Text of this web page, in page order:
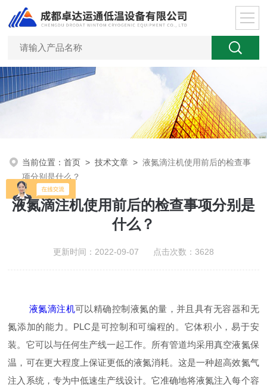
当前位置：首页 >技术文章 >液氮滴注机使用前后的检查事
项分别是什么？
液氮滴注机使用前后的检查事项分别是
什么？
更新时间：2022-09-07 点击次数：3628
液氮滴注机可以精确控制液氮的量，并且具有无容器和无
氮添加的能力。PLC是可控制和可编程的。它体积小，易于安
装。它可以与任何生产线一起工作。所有管道均采用真空液氮保
温，可在更大程度上保证更低的液氮消耗。这是一种超高效氮气
注入系统，专为中低速生产线设计。它准确地将液氮注入每个容